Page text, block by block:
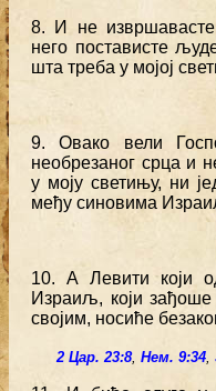
8. И не
него постависте
шта треба у мојој
9. Овако вели
необрезаног срца и
у моју светињу, ни
међу синовима
10. А Левити који
Израиљ, који
својим, носиће
2 Цар. 23:8, Нем. 9:34,